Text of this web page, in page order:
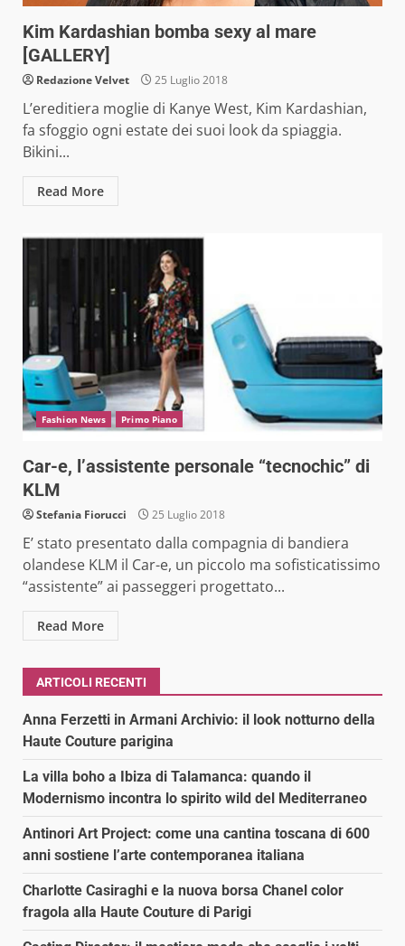
Kim Kardashian bomba sexy al mare
[GALLERY]
Redazione Velvet 25 Luglio 2018
L’ereditiera moglie di Kanye West, Kim Kardashian,
fa sfoggio ogni estate dei suoi look da spiaggia.
Bikini...
Read More
Fashion News Primo Piano
Car-e, l’assistente personale “tecnochic” di
KLM
Stefania Fiorucci 25 Luglio 2018
E’ stato presentato dalla compagnia di bandiera
olandese KLM il Car-e, un piccolo ma sofisticatissimo
“assistente” ai passeggeri progettato...
Read More
ARTICOLI RECENTI
Anna Ferzetti in Armani Archivio: il look notturno della
Haute Couture parigina
La villa boho a Ibiza di Talamanca: quando il
Modernismo incontra lo spirito wild del Mediterraneo
Antinori Art Project: come una cantina toscana di 600
anni sostiene l’arte contemporanea italiana
Charlotte Casiraghi e la nuova borsa Chanel color
fragola alla Haute Couture di Parigi